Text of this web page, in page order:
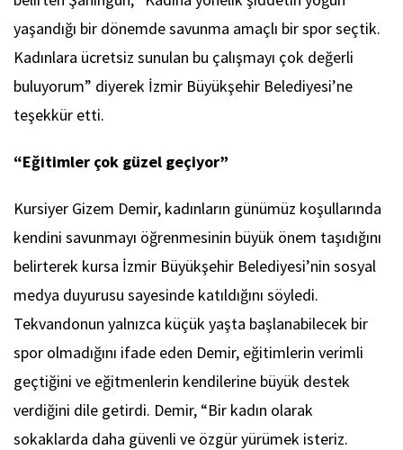
yaşandığı bir dönemde savunma amaçlı bir spor seçtik.
Kadınlara ücretsiz sunulan bu çalışmayı çok değerli
buluyorum” diyerek İzmir Büyükşehir Belediyesi’ne
teşekkür etti.
“Eğitimler çok güzel geçiyor”
Kursiyer Gizem Demir, kadınların günümüz koşullarında
kendini savunmayı öğrenmesinin büyük önem taşıdığını
belirterek kursa İzmir Büyükşehir Belediyesi’nin sosyal
medya duyurusu sayesinde katıldığını söyledi.
Tekvandonun yalnızca küçük yaşta başlanabilecek bir
spor olmadığını ifade eden Demir, eğitimlerin verimli
geçtiğini ve eğitmenlerin kendilerine büyük destek
verdiğini dile getirdi. Demir, “Bir kadın olarak
sokaklarda daha güvenli ve özgür yürümek isteriz.